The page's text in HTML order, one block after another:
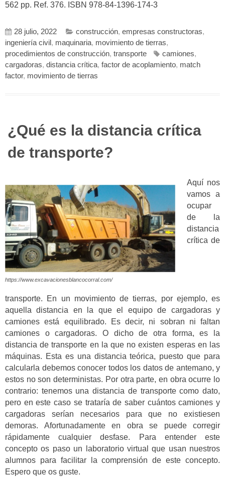
562 pp. Ref. 376. ISBN 978-84-1396-174-3
28 julio, 2022 construcción, empresas constructoras,
ingeniería civil , maquinaria, movimiento de tierras,
procedimientos de construcción, transporte camiones,
cargadoras, distancia crítica, factor de acoplamiento, match
factor, movimiento de tierras
¿Qué es la distancia crítica
de transporte?
https://www.excavacionesblancocorral.com/
Aquí nos
vamos a
ocupar
de la
distancia
crítica de
transporte. En un movimiento de tierras, por ejemplo, es
aquella distancia en la que el equipo de cargadoras y
camiones está equilibrado. Es decir, ni sobran ni faltan
camiones o cargadoras. O dicho de otra forma, es la
distancia de transporte en la que no existen esperas en las
máquinas. Esta es una distancia teórica, puesto que para
calcularla debemos conocer todos los datos de antemano, y
estos no son deterministas. Por otra parte, en obra ocurre lo
contrario: tenemos una distancia de transporte como dato,
pero en este caso se trataría de saber cuántos camiones y
cargadoras serían necesarios para que no existiesen
demoras. Afortunadamente en obra se puede corregir
rápidamente cualquier desfase. Para entender este
concepto os paso un laboratorio virtual que usan nuestros
alumnos para facilitar la comprensión de este concepto.
Espero que os guste.